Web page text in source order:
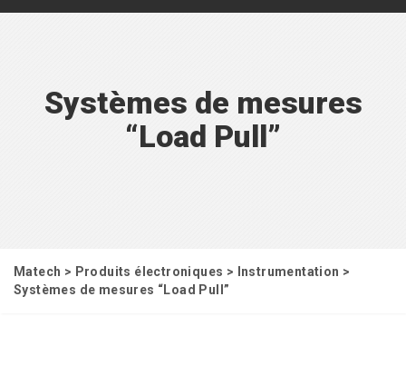
Systèmes de mesures
“Load Pull”
Matech > Produits électroniques > Instrumentation >
Systèmes de mesures “Load Pull”